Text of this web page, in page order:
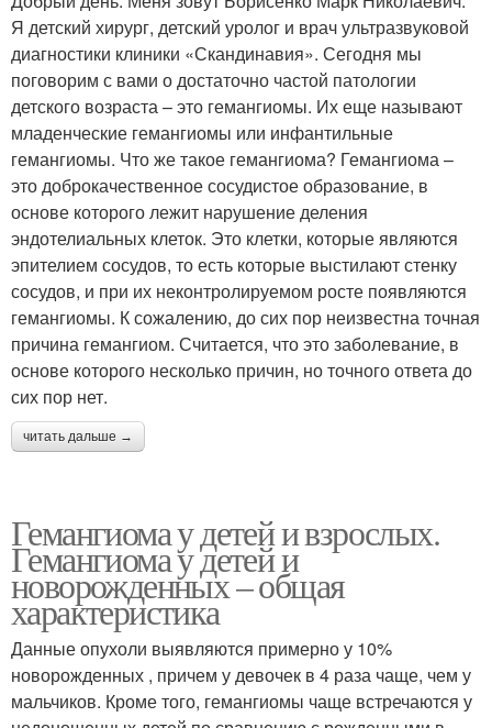
Я детский хирург, детский уролог и врач ультразвуковой
диагностики клиники «Скандинавия». Сегодня мы
поговорим с вами о достаточно частой патологии
детского возраста – это гемангиомы. Их еще называют
младенческие гемангиомы или инфантильные
гемангиомы. Что же такое гемангиома? Гемангиома –
это доброкачественное сосудистое образование, в
основе которого лежит нарушение деления
эндотелиальных клеток. Это клетки, которые являются
эпителием сосудов, то есть которые выстилают стенку
сосудов, и при их неконтролируемом росте появляются
гемангиомы. К сожалению, до сих пор неизвестна точная
причина гемангиом. Считается, что это заболевание, в
основе которого несколько причин, но точного ответа до
сих пор нет.
читать дальше →
Гемангиома у детей и взрослых.
Гемангиома у детей и
новорожденных – общая
характеристика
Данные опухоли выявляются примерно у 10%
новорожденных , причем у девочек в 4 раза чаще, чем у
мальчиков. Кроме того, гемангиомы чаще встречаются у